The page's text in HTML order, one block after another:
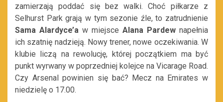
zamierzają poddać się bez walki. Choć piłkarze z
Selhurst Park grają w tym sezonie źle, to zatrudnienie
Sama Alardyce’a w miejsce Alana Pardew napełnia
ich szatnię nadzieją. Nowy trener, nowe oczekiwania. W
klubie liczą na rewolucję, której początkiem ma być
punkt wyrwany w poprzedniej kolejce na Vicarage Road.
Czy Arsenal powinien się bać? Mecz na Emirates w
niedzielę o 17.00.